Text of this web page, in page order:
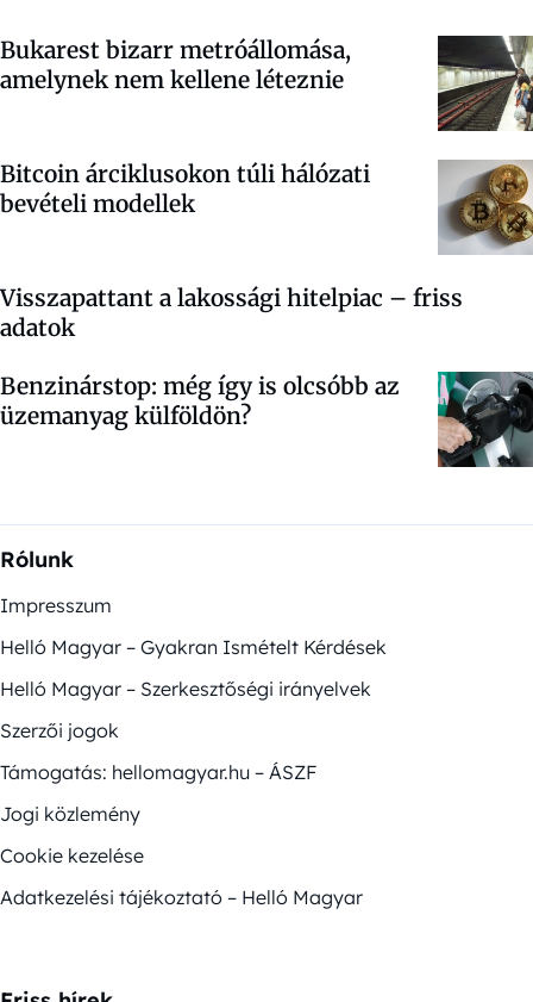
Bukarest bizarr metróállomása,
amelynek nem kellene léteznie
Bitcoin árciklusokon túli hálózati
bevételi modellek
Visszapattant a lakossági hitelpiac – friss
adatok
Benzinárstop: még így is olcsóbb az
üzemanyag külföldön?
Rólunk
Impresszum
Helló Magyar – Gyakran Ismételt Kérdések
Helló Magyar – Szerkesztőségi irányelvek
Szerzői jogok
Támogatás: hellomagyar.hu – ÁSZF
Jogi közlemény
Cookie kezelése
Adatkezelési tájékoztató – Helló Magyar